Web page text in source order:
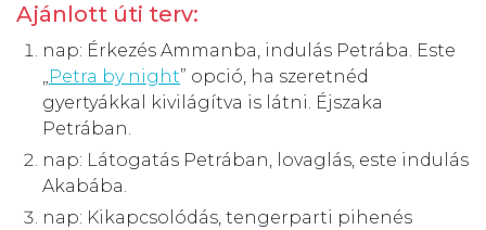
Ajánlott úti terv:
nap: Érkezés Ammanba, indulás Petrába. Este
„Petra by night” opció, ha szeretnéd
gyertyákkal kivilágítva is látni. Éjszaka
Petrában.
nap: Látogatás Petrában, lovaglás, este indulás
Akabába.
nap: Kikapcsolódás, tengerparti pihenés